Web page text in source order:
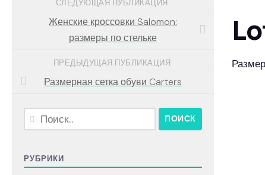
СЛЕДУЮЩАЯ ПУБЛИКАЦИЯ
Женские кроссовки Salomon:
размеры по стельке
ПРЕДЫДУЩАЯ ПУБЛИКАЦИЯ
Размерная сетка обуви Carters
Найти:
РУБРИКИ